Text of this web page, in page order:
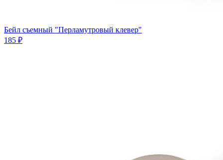
Бейл съемный "Перламутровый клевер"
185 ₽